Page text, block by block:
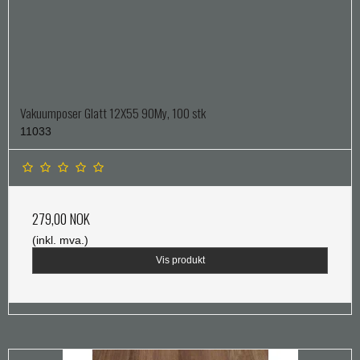
Vakuumposer Glatt 12X55 90My, 100 stk
11033
279,00 NOK
(inkl. mva.)
Vis produkt